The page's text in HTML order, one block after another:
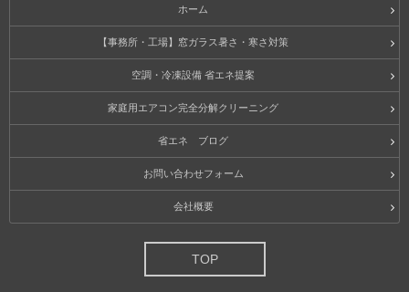
ホーム
【事務所・工場】窓ガラス暑さ・寒さ対策
空調・冷凍設備 省エネ提案
家庭用エアコン完全分解クリーニング
省エネ ブログ
お問い合わせフォーム
会社概要
TOP